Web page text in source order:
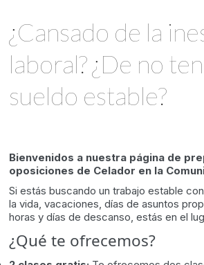
¿Cansado de la
laboral? ¿De no
sueldo estable?
Bienvenidos a nuestra página de
oposiciones de Celador en la
Si estás buscando un trabajo estable
la vida, vacaciones, días de asuntos
horas y días de descanso, estás en el
¿Qué te ofrecemos?